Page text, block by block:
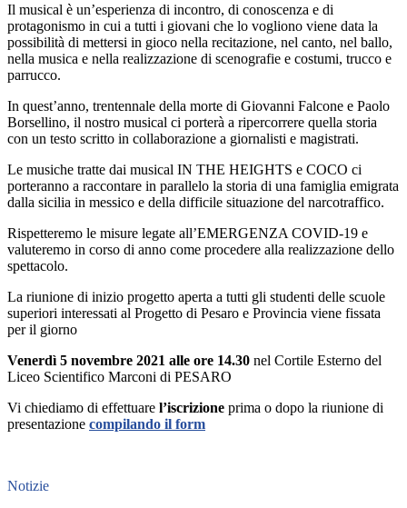
Il musical è un’esperienza di incontro, di conoscenza e di
protagonismo in cui a tutti i giovani che lo vogliono viene data la
possibilità di mettersi in gioco nella recitazione, nel canto, nel ballo,
nella musica e nella realizzazione di scenografie e costumi, trucco e
parrucco.
In quest’anno, trentennale della morte di Giovanni Falcone e Paolo
Borsellino, il nostro musical ci porterà a ripercorrere quella storia
con un testo scritto in collaborazione a giornalisti e magistrati.
Le musiche tratte dai musical IN THE HEIGHTS e COCO ci
porteranno a raccontare in parallelo la storia di una famiglia emigrata
dalla sicilia in messico e della difficile situazione del narcotraffico.
Rispetteremo le misure legate all’EMERGENZA COVID-19 e
valuteremo in corso di anno come procedere alla realizzazione dello
spettacolo.
La riunione di inizio progetto aperta a tutti gli studenti delle scuole
superiori interessati al Progetto di Pesaro e Provincia viene fissata
per il giorno
Venerdì 5 novembre 2021 alle ore 14.30 nel Cortile Esterno del
Liceo Scientifico Marconi di PESARO
Vi chiediamo di effettuare l’iscrizione prima o dopo la riunione di
presentazione compilando il form
Notizie